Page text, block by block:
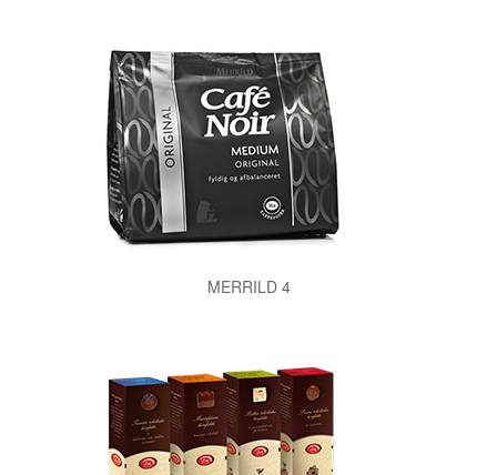
MERRILD 4